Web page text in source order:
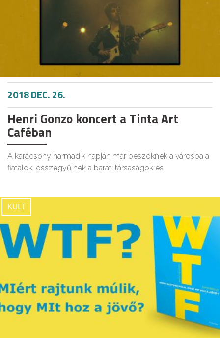
2018 DEC. 26.
Henri Gonzo koncert a Tinta Art
Caféban
A karácsony harmadik napján már beszöknek a városba a
fiatalok, összegyűlnek a baráti társaságok és
KULT